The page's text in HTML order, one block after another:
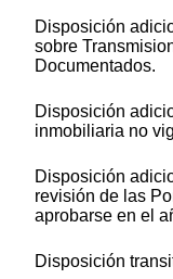
Disposición
sobre
Documentados.
Disposición
inmobiliaria no
Disposición
revisión de las
aprobarse en el
Disposición